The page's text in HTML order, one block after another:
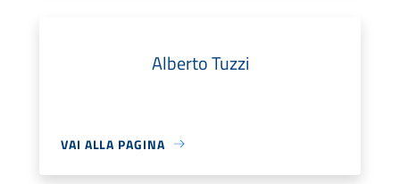
Alberto Tuzzi
VAI ALLA PAGINA